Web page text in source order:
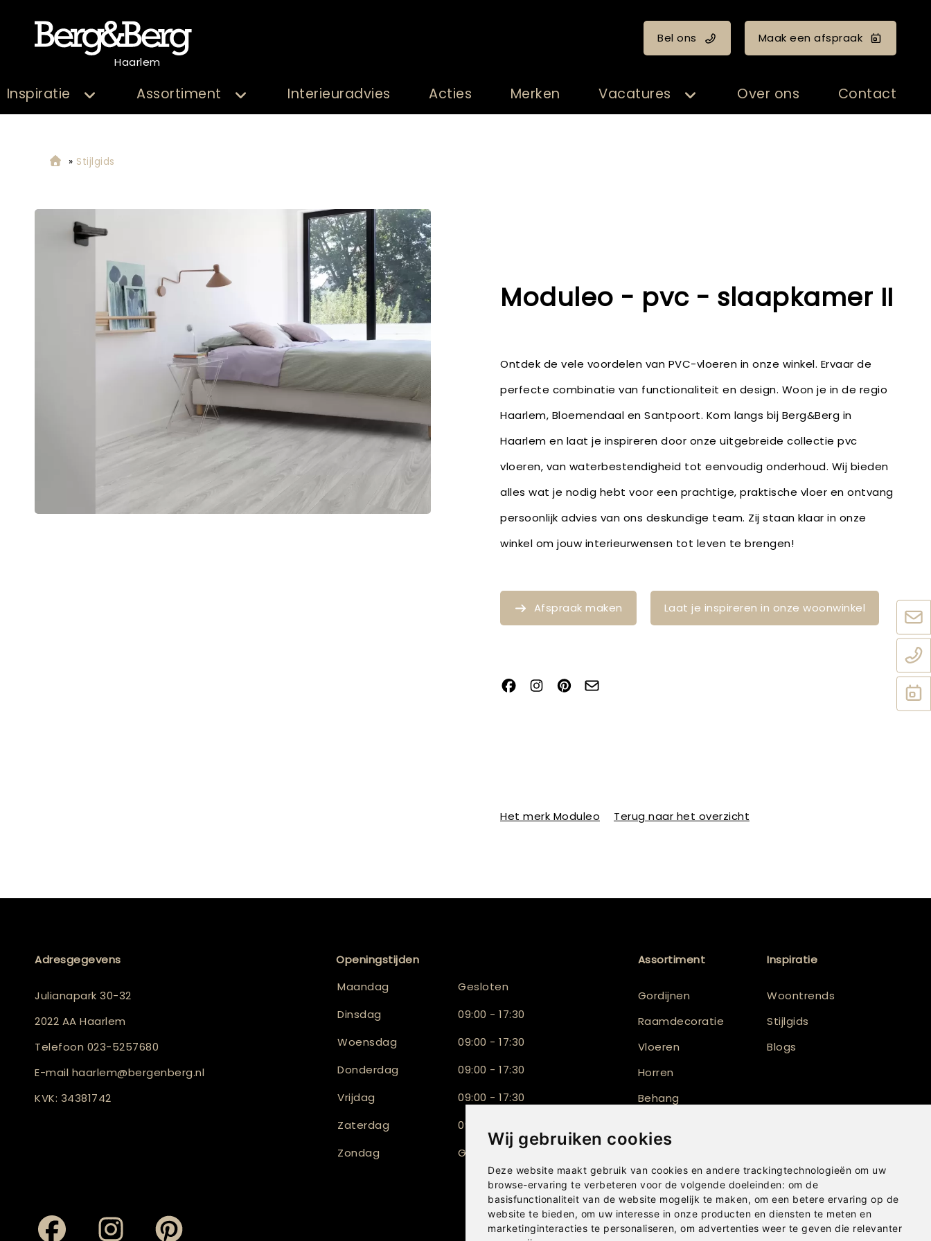
Wij gebruiken cookies
Deze website maakt gebruik van cookies en andere trackingtechnologieën om uw
browse-ervaring te verbeteren voor de volgende doeleinden: om de
basisfunctionaliteit van de website mogelijk te maken, om een betere ervaring op de
website te bieden, om uw interesse in onze producten en diensten te meten en
marketinginteracties te personaliseren, om advertenties weer te geven die relevanter
Haarlem
Bel ons Maak een afspraak
Inspiratie Assortiment Interieuradvies Acties Merken Vacatures Over ons Contact
» Stijlgids
Moduleo - pvc - slaapkamer II
Ontdek de vele voordelen van PVC-vloeren in onze winkel. Ervaar de
perfecte combinatie van functionaliteit en design. Woon je in de regio
Haarlem, Bloemendaal en Santpoort. Kom langs bij Berg&Berg in
Haarlem en laat je inspireren door onze uitgebreide collectie pvc
vloeren, van waterbestendigheid tot eenvoudig onderhoud. Wij bieden
alles wat je nodig hebt voor een prachtige, praktische vloer en ontvang
persoonlijk advies van ons deskundige team. Zij staan klaar in onze
winkel om jouw interieurwensen tot leven te brengen!
Afspraak maken Laat je inspireren in onze woonwinkel
Het merk Moduleo Terug naar het overzicht
Adresgegevens
Julianapark 30-32
2022 AA Haarlem
Telefoon 023-5257680
E-mail haarlem@bergenberg.nl
KVK: 34381742
Openingstijden
Maandag
Gesloten
Dinsdag
09:00 - 17:30
Woensdag
09:00 - 17:30
Donderdag
09:00 - 17:30
Vrijdag
09:00 - 17:30
Zaterdag
09:30 - 17:00
Zondag
Gesloten
Assortiment
Gordijnen
Raamdecoratie
Vloeren
Horren
Behang
Shutters
Inspiratie
Woontrends
Stijlgids
Blogs